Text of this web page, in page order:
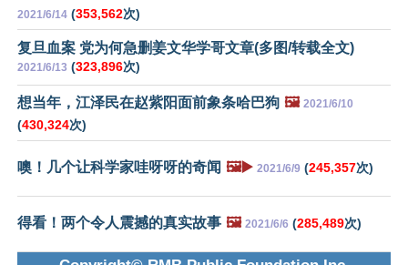
2021/6/14 (353,562次)
复旦血案 党为何急删姜文华学哥文章(多图/转载全文)
2021/6/13 (323,896次)
想当年，江泽民在赵紫阳面前象条哈巴狗 🖼️ 2021/6/10
(430,324次)
噢！几个让科学家哇呀呀的奇闻 🖼️▶️ 2021/6/9 (245,357次)
得看！两个令人震撼的真实故事 🖼️ 2021/6/6 (285,489次)